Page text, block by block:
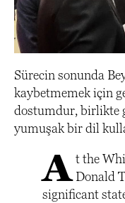
Sürecin sonunda
kaybetmemek için
dostumdur, birlikte
yumuşak bir dil
A t the
Donald
significant